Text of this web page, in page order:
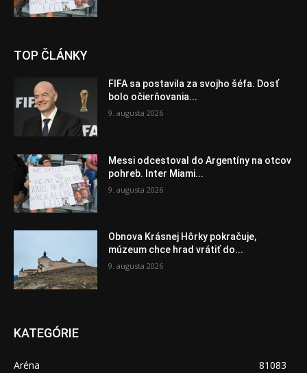
TOP ČLÁNKY
FIFA sa postavila za svojho šéfa. Dosť
bolo očierňovania...
9. augusta 2026
Messi odcestoval do Argentíny na otcov
pohreb. Inter Miami...
9. augusta 2026
Obnova Krásnej Hôrky pokračuje,
múzeum chce hrad vrátiť do...
9. augusta 2026
KATEGÓRIE
Aréna
81083